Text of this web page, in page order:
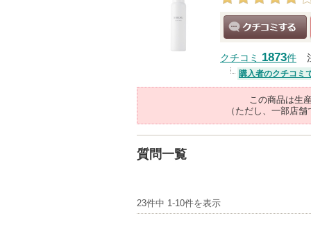
クチコミ 1873件
購入者のクチコミ
この商品は生
（ただし、一部店
質問一覧
23件中 1-10件を表示